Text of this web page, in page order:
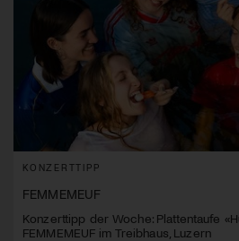
KONZERTTIPP
FEMMEMEUF
Konzerttipp der Woche: Plattentaufe
FEMMEMEUF im Treibhaus, Luzern